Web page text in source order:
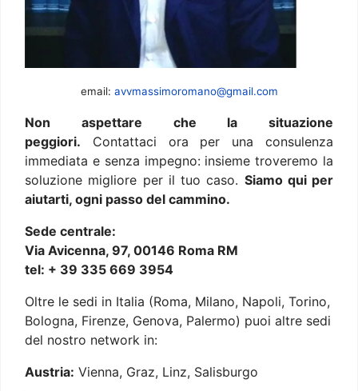
email: avvmassimoromano@gmail.com
Non aspettare che la situazione
peggiori. Contattaci ora per una consulenza
immediata e senza impegno: insieme troveremo la
soluzione migliore per il tuo caso. Siamo qui per
aiutarti, ogni passo del cammino.
Sede centrale:
Via Avicenna, 97, 00146 Roma RM
tel: + 39 335 669 3954
Oltre le sedi in Italia (Roma, Milano, Napoli, Torino,
Bologna, Firenze, Genova, Palermo) puoi altre sedi
del nostro network in:
Austria: Vienna, Graz, Linz, Salisburgo